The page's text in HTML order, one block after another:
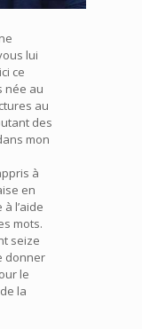
lui
ce
née au
au
des
mon
à
en
l’aide
mots.
seize
donner
le
la